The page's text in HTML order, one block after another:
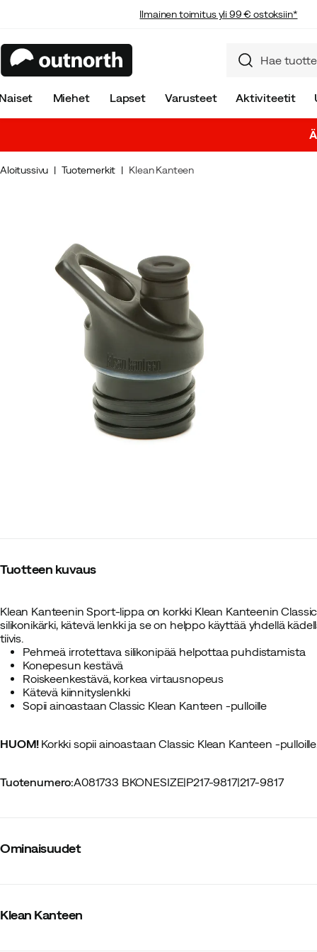
Ilmainen toimitus yli 99 € ostoksiin*
Miehet Lapset Varusteet Aktiviteetit
Aloitussivu Tuotemerkit Klean Kanteen
Tuotteen kuvaus
Klean Kanteenin Sport-lippa on korkki Klean Kanteenin
silikonikärki, kätevä lenkki ja se on helppo käyttää yhdellä
tiivis.
Pehmeä irrotettava silikonipää helpottaa puhdistamista
Konepesun kestävä
Roiskeenkestävä, korkea virtausnopeus
Kätevä kiinnityslenkki
Sopii ainoastaan Classic Klean Kanteen -pulloille
HUOM! Korkki sopii ainoastaan Classic Klean Kanteen -pulloille.
Tuotenumero:A081733 BKONESIZE|P217-9817|217-9817
Ominaisuudet
Ympäristövalinnat ja -sertifikaatit
Klean Kanteen